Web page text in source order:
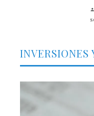
INVERSIONES